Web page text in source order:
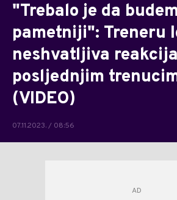
"Trebalo je da
pametniji": Treneru
neshvatljiva
posljednjim
(VIDEO)
07.11.2023. / 08:56